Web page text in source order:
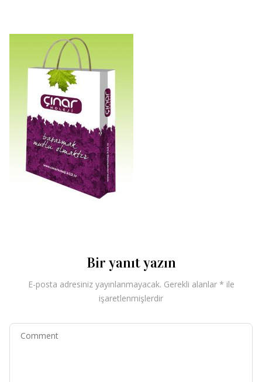
Bir yanıt yazın
E-posta adresiniz yayınlanmayacak. Gerekli alanlar * ile
işaretlenmişlerdir
Comment